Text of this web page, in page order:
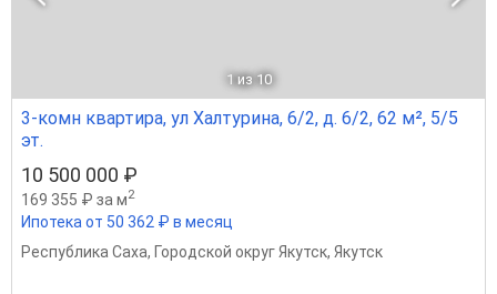
1 из 10
3-комн квартира, ул Халтурина, 6/2, д. 6/2, 62 м², 5/5
эт.
10 500 000 ₽
169 355 ₽ за м2
Ипотека от 50 362 ₽ в месяц
Республика Саха, Городской округ Якутск, Якутск